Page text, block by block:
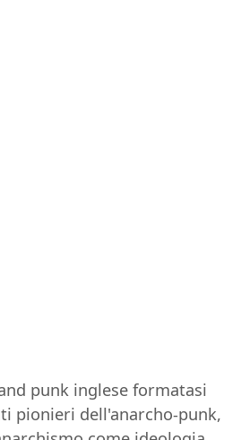
punk inglese formatasi
pionieri dell'anarcho-punk,